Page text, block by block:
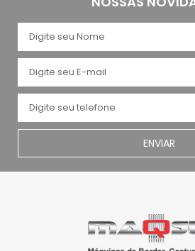
ENVIAR